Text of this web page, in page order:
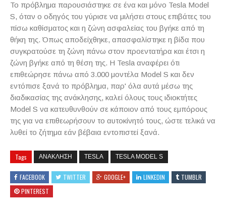
Το πρόβλημα παρουσιάστηκε σε ένα και μόνο Tesla Model
S, όταν ο οδηγός του γύρισε να μιλήσει στους επιβάτες του
πίσω καθίσματος και η ζώνη ασφαλείας του βγήκε από τη
θήκη της. Όπως αποδείχθηκε, απασφαλίστηκε η βίδα που
συγκρατούσε τη ζώνη πάνω στον προεντατήρα και έτσι η
ζώνη βγήκε από τη θέση της. Η Tesla αναφέρει ότι
επιθεώρησε πάνω από 3.000 μοντέλα Model S και δεν
εντόπισε ξανά το πρόβλημα, παρ' όλα αυτά μέσω της
διαδικασίας της ανάκλησης, καλεί όλους τους ιδιοκτήτες
Model S να κατευθυνθούν σε κάποιον από τους εμπόρους
της για να επιθεωρήσουν το αυτοκίνητό τους, ώστε τελικά να
λυθεί το ζήτημα εάν βέβαια εντοπιστεί ξανά.
Tags ΑΝΑΚΛΗΣΗ TESLA TESLA MODEL S
FACEBOOK TWITTER GOOGLE+ LINKEDIN
TUMBLR
PINTEREST